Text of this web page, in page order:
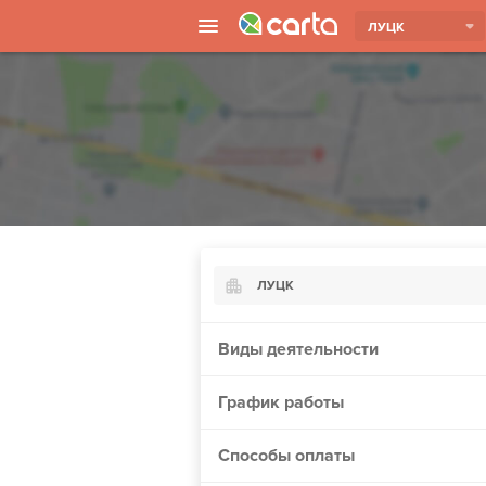
ЛУЦК
ЛУЦК
Борисполь
Виды деятельности
График работы
Способы оплаты